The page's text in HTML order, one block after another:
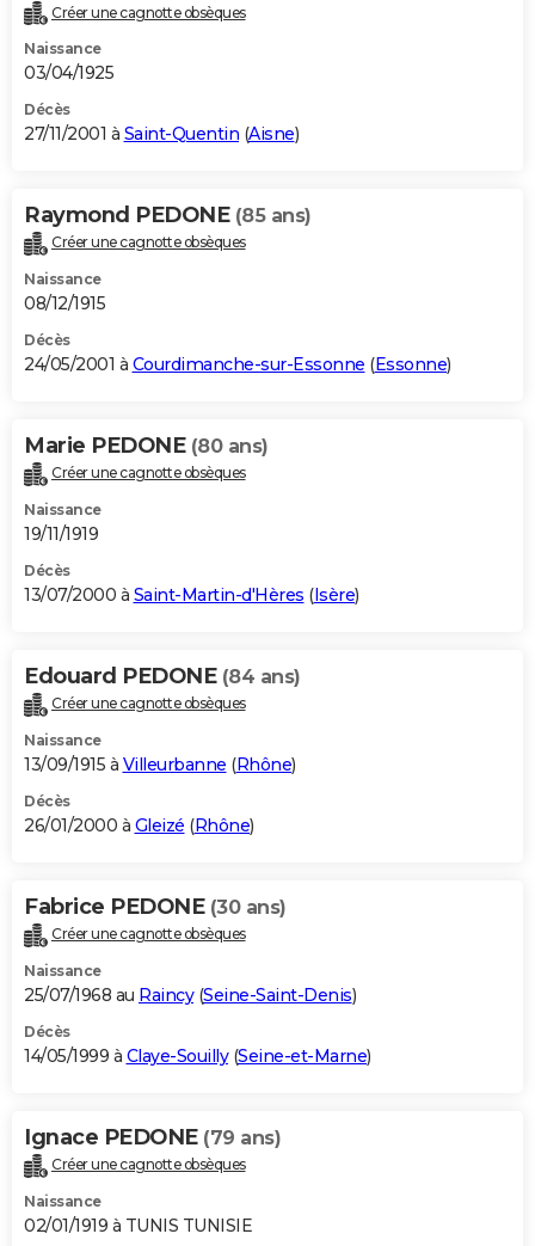
Créer une cagnotte obsèques
Naissance
03/04/1925
Décès
27/11/2001 à Saint-Quentin (Aisne)
Raymond PEDONE (85 ans)
Créer une cagnotte obsèques
Naissance
08/12/1915
Décès
24/05/2001 à Courdimanche-sur-Essonne (Essonne)
Marie PEDONE (80 ans)
Créer une cagnotte obsèques
Naissance
19/11/1919
Décès
13/07/2000 à Saint-Martin-d'Hères (Isère)
Edouard PEDONE (84 ans)
Créer une cagnotte obsèques
Naissance
13/09/1915 à Villeurbanne (Rhône)
Décès
26/01/2000 à Gleizé (Rhône)
Fabrice PEDONE (30 ans)
Créer une cagnotte obsèques
Naissance
25/07/1968 au Raincy(Seine-Saint-Denis)
Décès
14/05/1999 à Claye-Souilly(Seine-et-Marne)
Ignace PEDONE (79 ans)
Créer une cagnotte obsèques
Naissance
02/01/1919 à TUNIS TUNISIE